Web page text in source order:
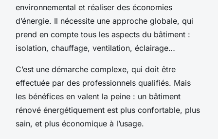
environnemental et réaliser des économies
d’énergie. Il nécessite une approche globale, qui
prend en compte tous les aspects du bâtiment :
isolation, chauffage, ventilation, éclairage…
C’est une démarche complexe, qui doit être
effectuée par des professionnels qualifiés. Mais
les bénéfices en valent la peine : un bâtiment
rénové énergétiquement est plus confortable, plus
sain, et plus économique à l’usage.